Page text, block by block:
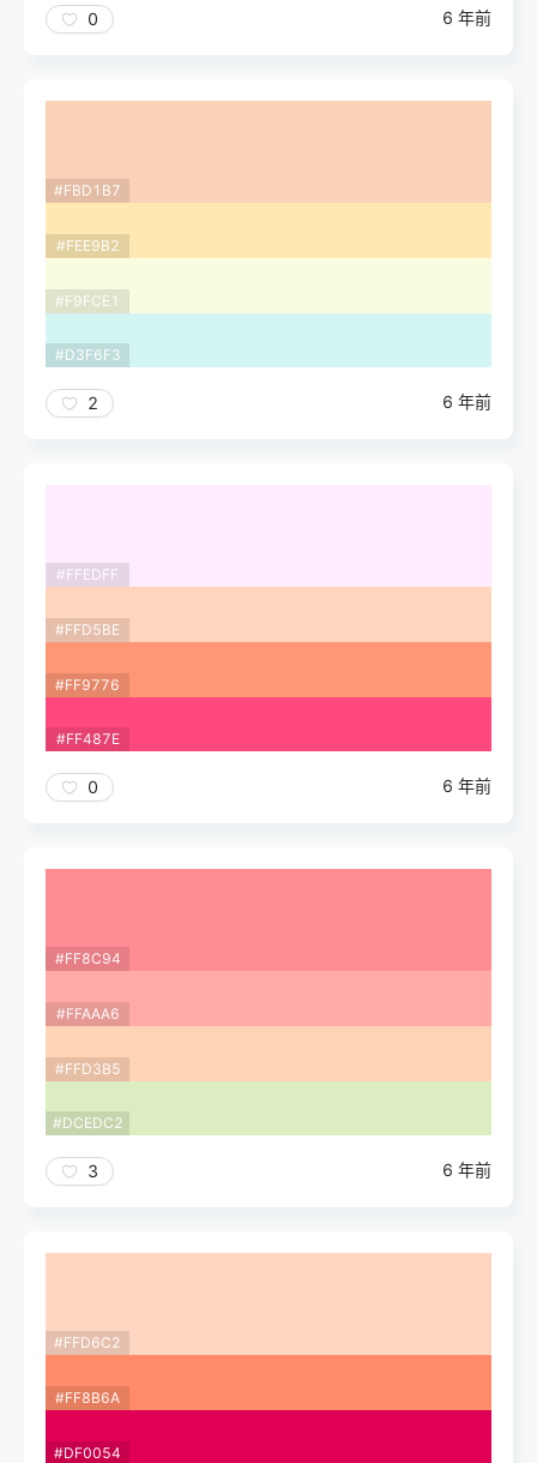
0 6 年前
#FBD1B7
#FEE9B2
#F9FCE1
#D3F6F3
2 6 年前
#FFEDFF
#FFD5BE
#FF9776
#FF487E
0 6 年前
#FF8C94
#FFAAA6
#FFD3B5
#DCEDC2
3 6 年前
#FFD6C2
#FF8B6A
#DF0054